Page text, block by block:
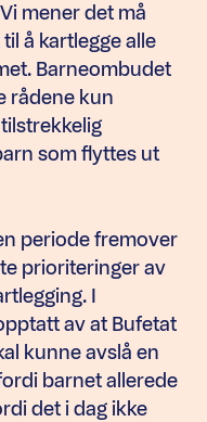
mener det må
å kartlegge alle
Barneombudet
rådene kun
som flyttes ut
periode fremover
prioriteringer av
I
av at Bufetat
kunne avslå en
barnet allerede
det i dag ikke